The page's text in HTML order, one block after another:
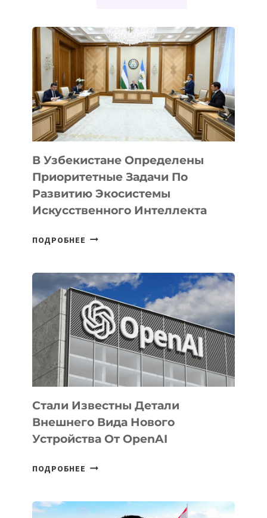
В Узбекистане Определены
Приоритетные Задачи По
Развитию Экосистемы
Искусственного Интеллекта
ПОДРОБНЕЕ
ПРИОРИТЕТНЫЕ
ЗАДАЧИ
ПО
РАЗВИТИЮ
ЭКОСИСТЕМЫ
ИСКУССТВЕННОГО
ИНТЕЛЛЕКТА
Стали Известны Детали
Внешнего Вида Нового
Устройства От OpenAI
ПОДРОБНЕЕ СТАЛИ
ВНЕШНЕГО